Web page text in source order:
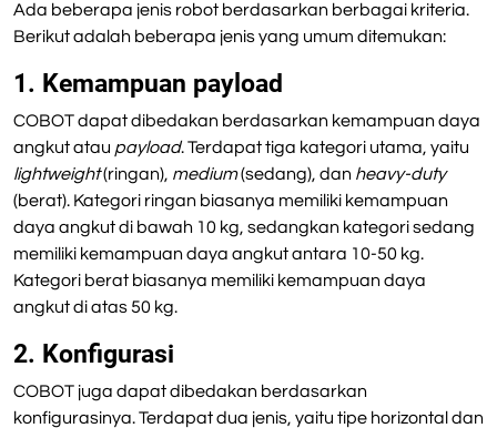
Ada beberapa jenis robot berdasarkan berbagai kriteria.
Berikut adalah beberapa jenis yang umum ditemukan:
1. Kemampuan payload
COBOT dapat dibedakan berdasarkan kemampuan daya
angkut atau payload. Terdapat tiga kategori utama, yaitu
lightweight(ringan), medium(sedang), dan heavy-duty
(berat). Kategori ringan biasanya memiliki kemampuan
daya angkut di bawah 10 kg, sedangkan kategori sedang
memiliki kemampuan daya angkut antara 10-50 kg.
Kategori berat biasanya memiliki kemampuan daya
angkut di atas 50 kg.
2. Konfigurasi
COBOT juga dapat dibedakan berdasarkan
konfigurasinya. Terdapat dua jenis, yaitu tipe horizontal dan